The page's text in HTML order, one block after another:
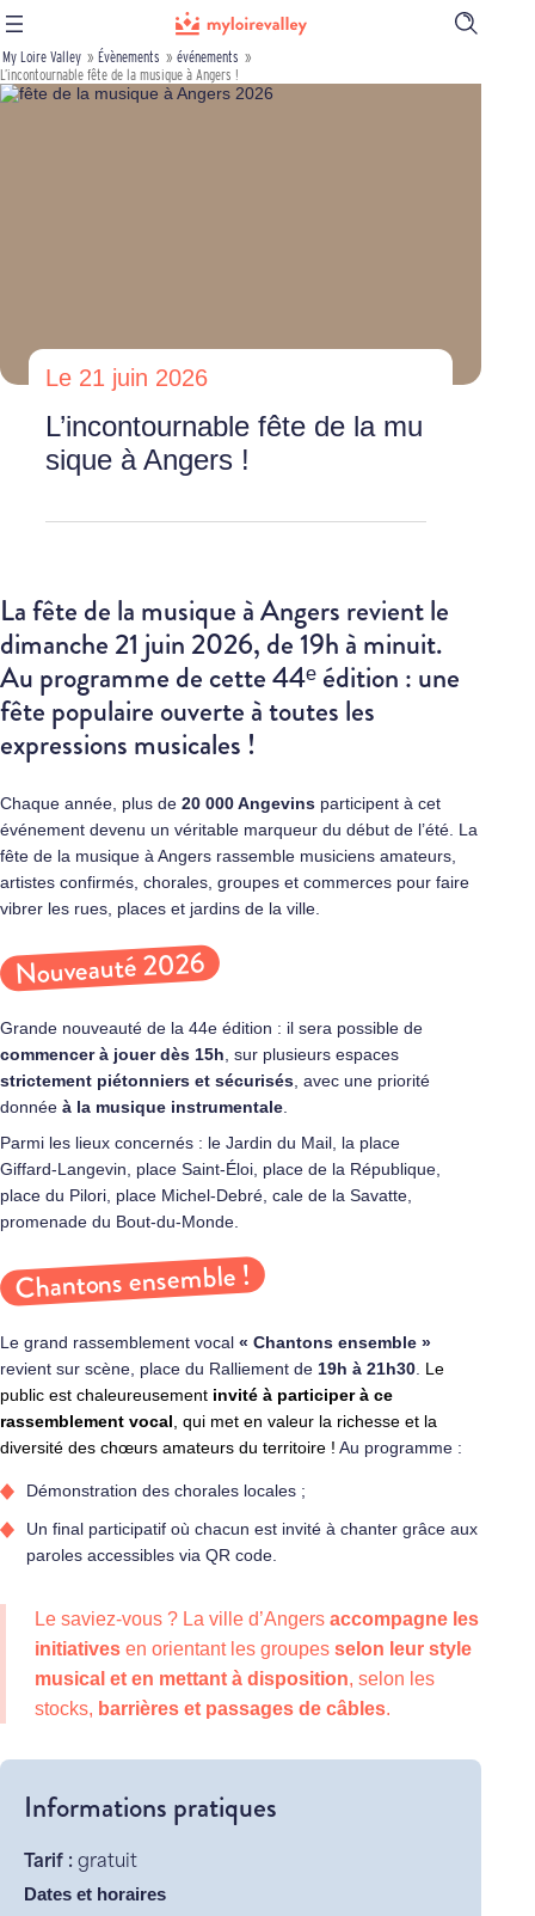
Ouvrir
de
My Loire Valley » Évènements » événements »
L’incontournable fête de la musique à Angers !
Le 21 juin 2026
L’incontournable fête de la mu
sique à Angers !
La fête de la musique à Angers revient le
dimanche 21 juin 2026, de 19h à minuit.
Au programme de cette 44ᵉ édition : une
fête populaire ouverte à toutes les
expressions musicales !
Chaque année, plus de 20 000 Angevins participent à cet
événement devenu un véritable marqueur du début de l’été. La
fête de la musique à Angers rassemble musiciens amateurs,
artistes confirmés, chorales, groupes et commerces pour faire
vibrer les rues, places et jardins de la ville.
Nouveauté 2026
Grande nouveauté de la 44e édition : il sera possible de
commencer à jouer dès 15h, sur plusieurs espaces
strictement piétonniers et sécurisés, avec une priorité
donnée à la musique instrumentale.
Parmi les lieux concernés : le Jardin du Mail, la place
Giffard‑Langevin, place Saint‑Éloi, place de la République,
place du Pilori, place Michel‑Debré, cale de la Savatte,
promenade du Bout‑du‑Monde.
Chantons ensemble !
Le grand rassemblement vocal « Chantons ensemble »
revient sur scène, place du Ralliement de 19h à 21h30 Le
public est chaleureusement invité à participer à ce
rassemblement vocal , qui met en valeur la richesse et la
diversité des chœurs amateurs du territoire ! Au programme :
Démonstration des chorales locales ;
Un final participatif où chacun est invité à chanter grâce aux
paroles accessibles via QR code.
Le saviez-vous ? La ville d’Angers accompagne les
initiatives en orientant les groupes selon leur style
musical et en mettant à disposition, selon les
stocks, barrières et passages de câbles.
Informations pratiques
Tarif : gratuit
Dates et horaires